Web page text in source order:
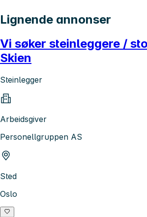
Lignende annonser
Vi søker steinleggere /
Skien
Steinlegger
Arbeidsgiver
Personellgruppen AS
Sted
Oslo